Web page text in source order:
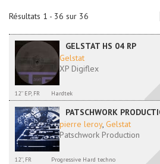
Résultats 1 - 36 sur 36
GELSTAT HS 04 RP
Gelstat
XP Digiflex
12'' EP, FR Hardtek
PATSCHWORK
pierre leroy, Gelstat
Patschwork Production
12'', FR Progressive Hard techno